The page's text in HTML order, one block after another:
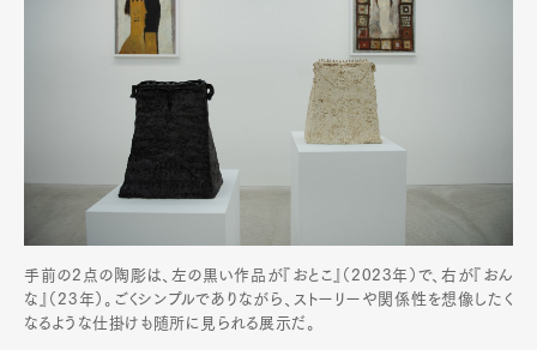
手前の2点の陶彫は、左の黒い作品が『おとこ』（2023年）で、右が『おん
な』（23年）。ごくシンプルでありながら、ストーリーや関係性を想像したく
なるような仕掛けも随所に見られる展示だ。